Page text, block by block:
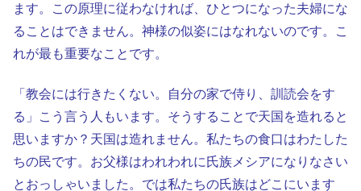
ます。この原理に従わなければ、ひとつになった夫婦にな
ることはできません。神様の似姿にはなれないのです。こ
れが最も重要なことです。
「教会には行きたくない。自分の家で侍り、訓読会をす
る」こう言う人もいます。そうすることで天国を造れると
思いますか？天国は造れません。私たちの食口はわたした
ちの民です。お父様はわれわれに氏族メシアになりなさい
とおっしゃいました。では私たちの氏族はどこにいます